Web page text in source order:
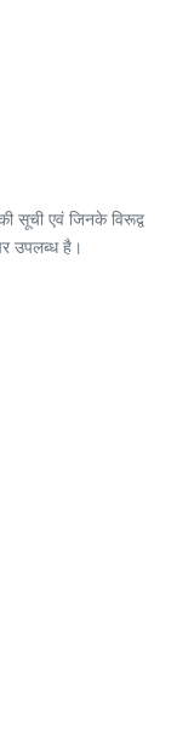
सूची एवं जिनके विरूद्व
उपलब्ध है।